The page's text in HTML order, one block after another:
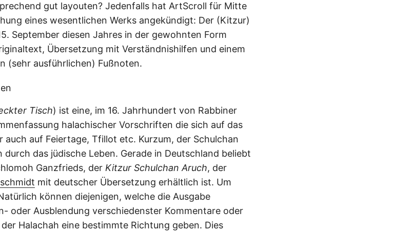
gut layouten? Jedenfalls hat ArtScroll für Mitte
eines wesentlichen Werks angekündigt: Der (Kitzur)
September diesen Jahres in der gewohnten Form
Übersetzung mit Verständnishilfen und einem
(sehr ausführlichen) Fußnoten.
Tisch) ist eine, im 16. Jahrhundert von Rabbiner
halachischer Vorschriften die sich auf das
auch auf Feiertage, Tfillot etc. Kurzum, der Schulchan
das jüdische Leben. Gerade in Deutschland beliebt
Ganzfrieds, der Kitzur Schulchan Aruch, der
mit deutscher Übersetzung erhältlich ist. Um
können diejenigen, welche die Ausgabe
oder Ausblendung verschiedenster Kommentare oder
Halachah eine bestimmte Richtung geben. Dies